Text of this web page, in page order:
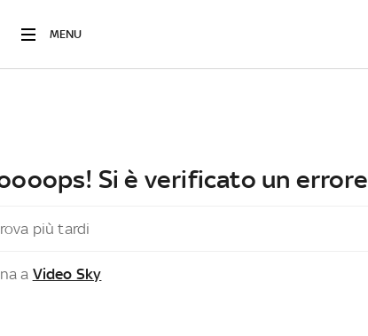
MENU
Si è verificato un errore
più tardi
a Video Sky